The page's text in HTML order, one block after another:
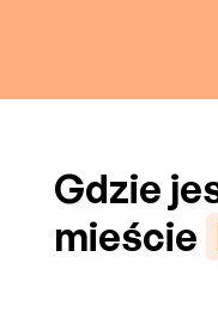
Gdzie
mieście